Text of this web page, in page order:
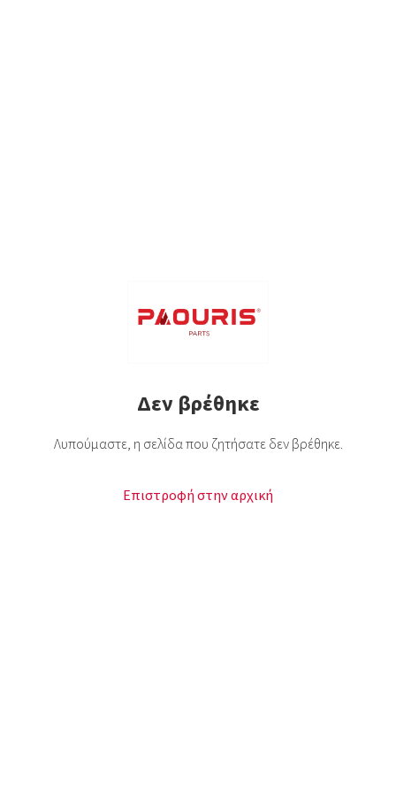
Δεν βρέθηκε
Λυπούμαστε, η σελίδα που ζητήσατε δεν βρέθηκε.
Επιστροφή στην αρχική